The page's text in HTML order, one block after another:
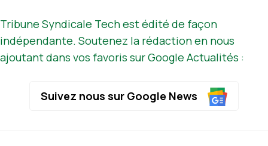
Tribune Syndicale Tech est édité de façon
indépendante. Soutenez la rédaction en nous
ajoutant dans vos favoris sur Google Actualités :
Suivez nous sur Google News